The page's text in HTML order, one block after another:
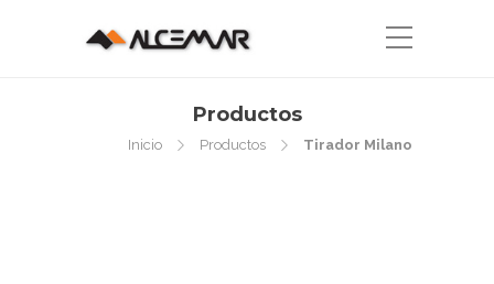
Productos
Inicio Productos Tirador Milano